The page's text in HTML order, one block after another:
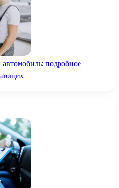
подробное